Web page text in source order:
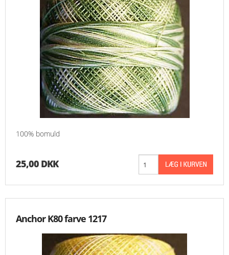
100% bomuld
25,00 DKK
Anchor K80 farve 1217